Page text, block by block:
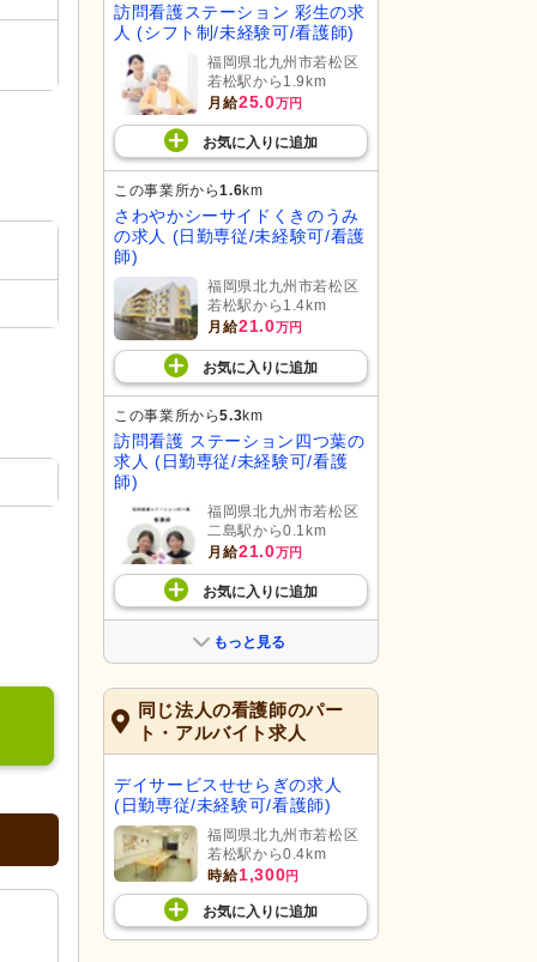
訪問看護ステーション 彩生の求
人 (シフト制/未経験可/看護師)
福岡県北九州市若松区
若松駅から1.9km
月給25.0万円
お気に入り に追加
この事業所から1.6km
さわやかシーサイドくきのうみ
の求人 (日勤専従/未経験可/看護
師)
福岡県北九州市若松区
若松駅から1.4km
月給21.0万円
お気に入り に追加
この事業所から5.3km
訪問看護 ステーション四つ葉の
求人 (日勤専従/未経験可/看護
師)
福岡県北九州市若松区
二島駅から0.1km
月給21.0万円
お気に入り に追加
もっと見る
同じ法人の看護師のパー
ト・アルバイト求人
デイサービスせせらぎの求人
(日勤専従/未経験可/看護師)
福岡県北九州市若松区
若松駅から0.4km
時給1,300円
お気に入り に追加